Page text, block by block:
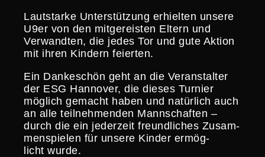
Lautstarke Unter­stüt­zung erhielten unsere
U9er von den mitge­reisten Eltern und
Verwandten, die jedes Tor und gute Aktion
mit ihren Kindern feierten.
Ein Danke­schön geht an die Veran­stalter
der ESG Hannover, die dieses Turnier
möglich gemacht haben und natürlich auch
an alle teilneh­menden Mannschaften –
durch die ein jederzeit freund­li­ches Zusam­
men­spielen für unsere Kinder ermög­
licht wurde.